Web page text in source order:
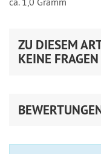
ZU DIESEM
KEINE FRAGEN